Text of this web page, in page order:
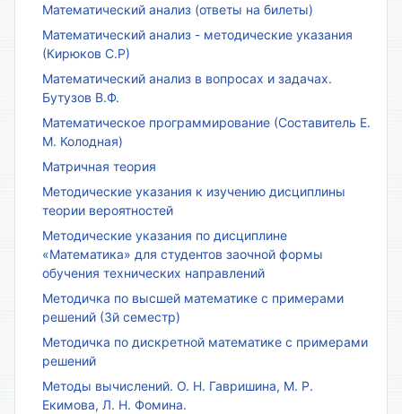
Математический анализ (ответы на билеты)
Математический анализ - методические указания
(Кирюков С.Р)
Математический анализ в вопросах и задачах.
Бутузов В.Ф.
Математическое программирование (Составитель Е.
М. Колодная)
Матричная теория
Методические указания к изучению дисциплины
теории вероятностей
Методические указания по дисциплине
«Математика» для студентов заочной формы
обучения технических направлений
Методичка по высшей математике с примерами
решений (3й семестр)
Методичка по дискретной математике с примерами
решений
Методы вычислений. О. Н. Гавришина, М. Р.
Екимова, Л. Н. Фомина.